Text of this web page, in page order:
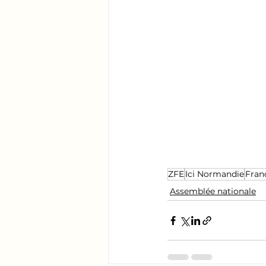
ZFEIci Normandie
Assemblée nationale